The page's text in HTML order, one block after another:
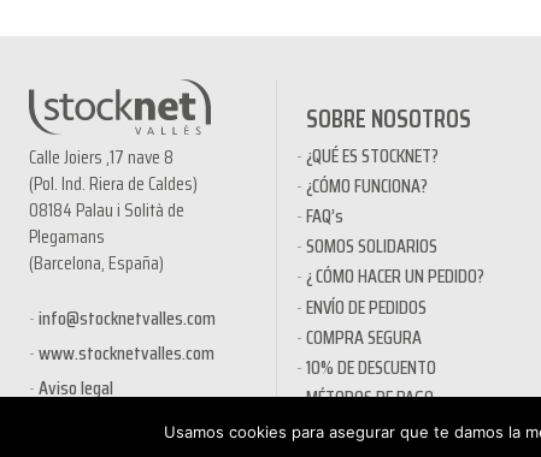
Calle Joiers ,17 nave 8
(Pol. Ind. Riera de Caldes)
08184 Palau i Solità de
Plegamans
(Barcelona, España)
info@stocknetvalles.com
www.stocknetvalles.com
Aviso legal
SOBRE NOSOTROS
¿QUÉ ES STOCKNET?
¿CÓMO FUNCIONA?
FAQ’s
SOMOS SOLIDARIOS
¿ CÓMO HACER UN PEDIDO?
ENVÍO DE PEDIDOS
COMPRA SEGURA
10% DE DESCUENTO
MÉTODOS DE PAGO
PRODUCTOS EN OFERTA
Usamos cookies para asegurar que te damos la